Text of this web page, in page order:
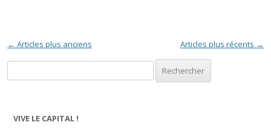
Navigation des articles
← Articles plus anciens Articles plus récents →
VIVE LE CAPITAL !